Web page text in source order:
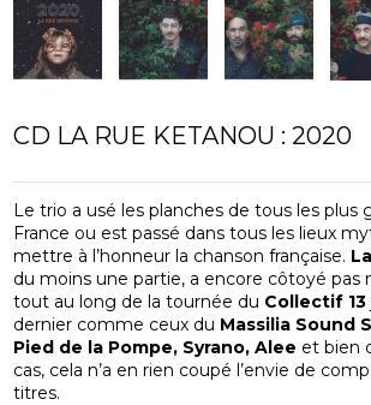
CD LA RUE KETANOU : 2020
Le trio a usé les planches de tous les plus
France ou est passé dans tous les lieux
mettre à l’honneur la chanson française.
du moins une partie, a encore côtoyé pas
tout au long de la tournée du Collectif 13
dernier comme ceux du Massilia Sound
Pied de la Pompe, Syrano, Alee et bien
cas, cela n’a en rien coupé l’envie de
titres.